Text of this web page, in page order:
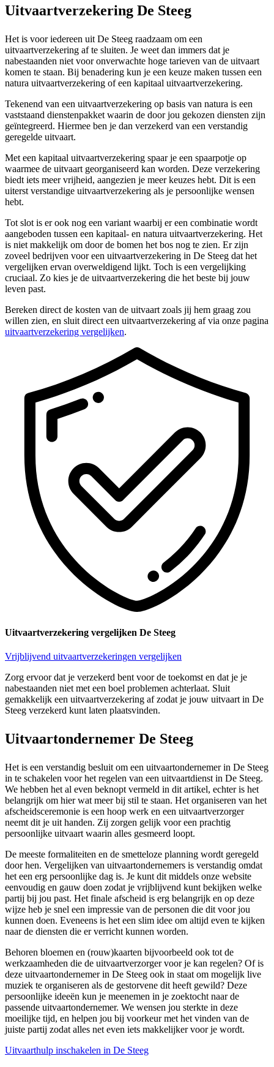
Uitvaartverzekering De Steeg
Het is voor iedereen uit De Steeg raadzaam om een
uitvaartverzekering af te sluiten. Je weet dan immers dat je
nabestaanden niet voor onverwachte hoge tarieven van de uitvaart
komen te staan. Bij benadering kun je een keuze maken tussen een
natura uitvaartverzekering of een kapitaal uitvaartverzekering.
Tekenend van een uitvaartverzekering op basis van natura is een
vaststaand dienstenpakket waarin de door jou gekozen diensten zijn
geïntegreerd. Hiermee ben je dan verzekerd van een verstandig
geregelde uitvaart.
Met een kapitaal uitvaartverzekering spaar je een spaarpotje op
waarmee de uitvaart georganiseerd kan worden. Deze verzekering
biedt iets meer vrijheid, aangezien je meer keuzes hebt. Dit is een
uiterst verstandige uitvaartverzekering als je persoonlijke wensen
hebt.
Tot slot is er ook nog een variant waarbij er een combinatie wordt
aangeboden tussen een kapitaal- en natura uitvaartverzekering. Het
is niet makkelijk om door de bomen het bos nog te zien. Er zijn
zoveel bedrijven voor een uitvaartverzekering in De Steeg dat het
vergelijken ervan overweldigend lijkt. Toch is een vergelijking
cruciaal. Zo kies je de uitvaartverzekering die het beste bij jouw
leven past.
Bereken direct de kosten van de uitvaart zoals jij hem graag zou
willen zien, en sluit direct een uitvaartverzekering af via onze pagina
uitvaartverzekering vergelijken.
Uitvaartverzekering vergelijken De Steeg
Vrijblijvend uitvaartverzekeringen vergelijken
Zorg ervoor dat je verzekerd bent voor de toekomst en dat je je
nabestaanden niet met een boel problemen achterlaat. Sluit
gemakkelijk een uitvaartverzekering af zodat je jouw uitvaart in De
Steeg verzekerd kunt laten plaatsvinden.
Uitvaartondernemer De Steeg
Het is een verstandig besluit om een uitvaartondernemer in De Steeg
in te schakelen voor het regelen van een uitvaartdienst in De Steeg.
We hebben het al even beknopt vermeld in dit artikel, echter is het
belangrijk om hier wat meer bij stil te staan. Het organiseren van het
afscheidsceremonie is een hoop werk en een uitvaartverzorger
neemt dit je uit handen. Zij zorgen gelijk voor een prachtig
persoonlijke uitvaart waarin alles gesmeerd loopt.
De meeste formaliteiten en de smetteloze planning wordt geregeld
door hen. Vergelijken van uitvaartondernemers is verstandig omdat
het een erg persoonlijke dag is. Je kunt dit middels onze website
eenvoudig en gauw doen zodat je vrijblijvend kunt bekijken welke
partij bij jou past. Het finale afscheid is erg belangrijk en op deze
wijze heb je snel een impressie van de personen die dit voor jou
kunnen doen. Eveneens is het een slim idee om altijd even te kijken
naar de diensten die er verricht kunnen worden.
Behoren bloemen en (rouw)kaarten bijvoorbeeld ook tot de
werkzaamheden die de uitvaartverzorger voor je kan regelen? Of is
deze uitvaartondernemer in De Steeg ook in staat om mogelijk live
muziek te organiseren als de gestorvene dit heeft gewild? Deze
persoonlijke ideeën kun je meenemen in je zoektocht naar de
passende uitvaartondernemer. We wensen jou sterkte in deze
moeilijke tijd, en helpen jou bij voorkeur met het vinden van de
juiste partij zodat alles net even iets makkelijker voor je wordt.
Uitvaarthulp inschakelen in De Steeg